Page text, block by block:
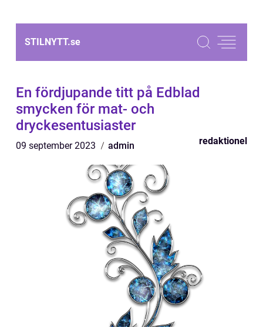
STILNYTT.se
En fördjupande titt på Edblad
smycken för mat- och
dryckesentusiaster
09 september 2023 admin redaktionel